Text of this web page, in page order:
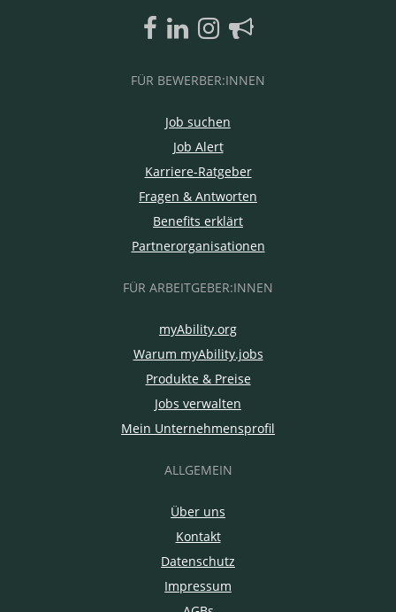
FÜR BEWERBER:INNEN
Job suchen
Job Alert
Karriere-Ratgeber
Fragen & Antworten
Benefits erklärt
Partnerorganisationen
FÜR ARBEITGEBER:INNEN
myAbility.org
Warum myAbility.jobs
Produkte & Preise
Jobs verwalten
Mein Unternehmensprofil
ALLGEMEIN
Über uns
Kontakt
Datenschutz
Impressum